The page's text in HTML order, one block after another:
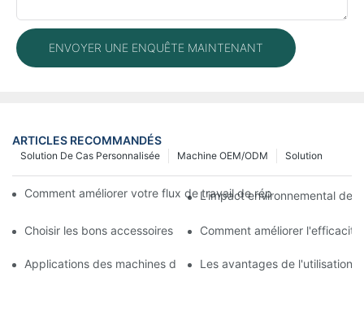
ENVOYER UNE ENQUÊTE MAINTENANT
ARTICLES RECOMMANDÉS
Solution
Machine OEM/ODM
Solution De Cas Personnalisée
Comment améliorer votre flux de travail de réparation mobile
L'impact environnemental
Choisir les bons accessoires pour votre machine de réparation
Comment améliorer
Applications des machines de réparation de téléphones pour
Les avantages de l'utilisation